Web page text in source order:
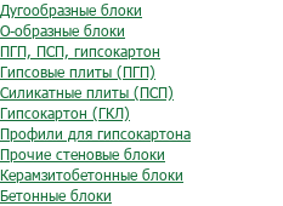
Дугообразные блоки
O-образные блоки
ПГП, ПСП, гипсокартон
Гипсовые плиты (ПГП)
Силикатные плиты (ПСП)
Гипсокартон (ГКЛ)
Профили для гипсокартона
Прочие стеновые блоки
Керамзитобетонные блоки
Бетонные блоки